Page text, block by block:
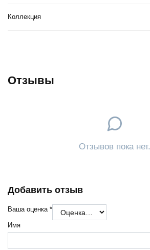
Коллекция
Отзывы
Отзывов пока нет.
Добавить отзыв
Ваша оценка *
Имя